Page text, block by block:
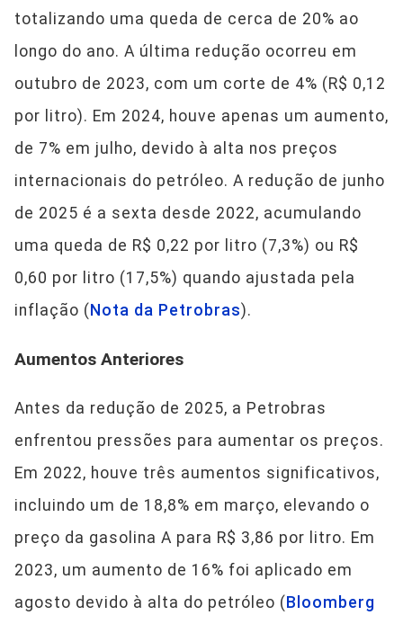
totalizando uma queda de cerca de 20% ao
longo do ano. A última redução ocorreu em
outubro de 2023, com um corte de 4% (R$ 0,12
por litro). Em 2024, houve apenas um aumento,
de 7% em julho, devido à alta nos preços
internacionais do petróleo. A redução de junho
de 2025 é a sexta desde 2022, acumulando
uma queda de R$ 0,22 por litro (7,3%) ou R$
0,60 por litro (17,5%) quando ajustada pela
inflação (Nota da Petrobras).
Aumentos Anteriores
Antes da redução de 2025, a Petrobras
enfrentou pressões para aumentar os preços.
Em 2022, houve três aumentos significativos,
incluindo um de 18,8% em março, elevando o
preço da gasolina A para R$ 3,86 por litro. Em
2023, um aumento de 16% foi aplicado em
agosto devido à alta do petróleo (Bloomberg